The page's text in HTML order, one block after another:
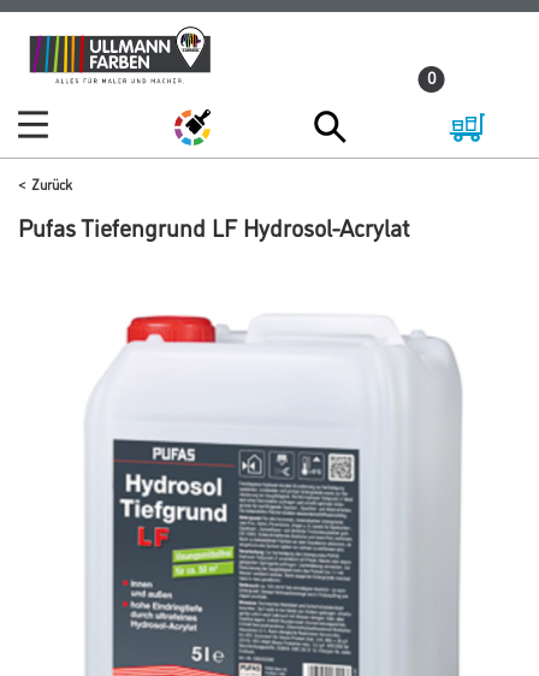
Zum
Inhalt
Zum
Navigationsmenü
0
Zurück
Pufas Tiefengrund LF Hydrosol-Acrylat